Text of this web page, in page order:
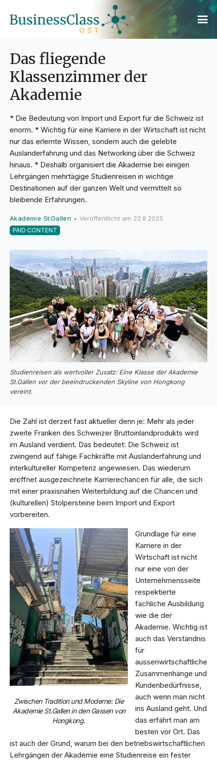
Das fliegende
Klassenzimmer der
Akademie
* Die Bedeutung von Import und Export für die Schweiz ist
enorm. * Wichtig für eine Karriere in der Wirtschaft ist nicht
nur das erlernte Wissen, sondern auch die gelebte
Auslanderfahrung und das Networking über die Schweiz
hinaus. * Deshalb organisiert die Akademie bei einigen
Lehrgängen mehrtägige Studienreisen in wichtige
Destinationen auf der ganzen Welt und vermittelt so
bleibende Erfahrungen.
Akademie St.Gallen •Veröffentlicht am 22.8.2025
PAID CONTENT
Studienreisen als wertvoller Zusatz: Eine Klasse der Akademie
St.Gallen vor der beeindruckenden Skyline von Hongkong
vereint.
Die Zahl ist derzeit fast aktueller denn je: Mehr als jeder
zweite Franken des Schweizer Bruttoinlandprodukts wird
im Ausland verdient. Das bedeutet: Die Schweiz ist
zwingend auf fähige Fachkräfte mit Auslanderfahrung und
interkultureller Kompetenz angewiesen. Das wiederum
eröffnet ausgezeichnete Karrierechancen für alle, die sich
mit einer praxisnahen Weiterbildung auf die Chancen und
(kulturellen) Stolpersteine beim Import und Export
vorbereiten.
Zwischen Tradition und Moderne: Die
Akademie St.Gallen in den Gassen von
Hongkong.
Grundlage für eine
Karriere in der
Wirtschaft ist nicht
nur eine von der
Unternehmensseite
respektierte
fachliche Ausbildung
wie die der
Akademie. Wichtig ist
auch das Verständnis
für
aussenwirtschaftliche
Zusammenhänge und
Kundenbedürfnisse,
auch wenn man nicht
ins Ausland geht. Und
das erfährt man am
besten vor Ort. Das
ist auch der Grund, warum bei den betriebswirtschaftlichen
Lehrgängen der Akademie eine Studienreise ein fester